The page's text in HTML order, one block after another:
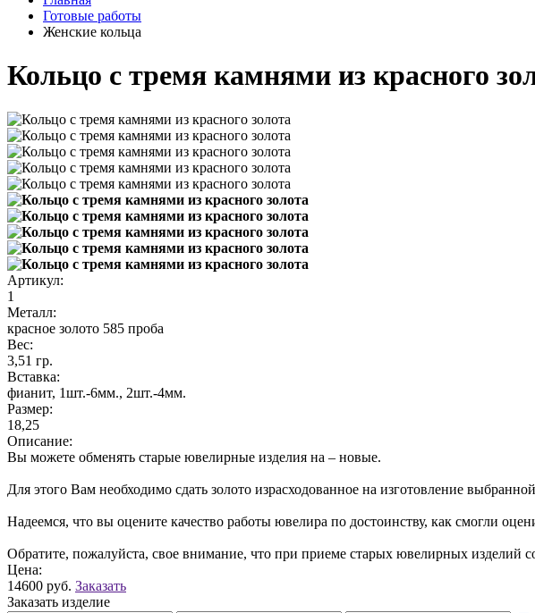
Готовые работы
Женские кольца
Кольцо с тремя камнями из красного
Артикул:
1
Металл:
красное золото 585 проба
Вес:
3,51 гр.
Вставка:
фианит, 1шт.-6мм., 2шт.-4мм.
Размер:
18,25
Описание:
Вы можете обменять старые ювелирные изделия на – новые.
Для этого Вам необходимо сдать золото израсходованное на изготовление
Надеемся, что вы оцените качество работы ювелира по достоинству, как смогли
Обратите, пожалуйста, свое внимание, что при приеме старых ювелирных изделий
Цена:
14600 руб. Заказать
Заказать изделие